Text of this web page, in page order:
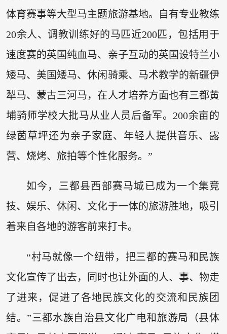
体育赛事等大型马主题旅游基地。自有专业教练
20余人、调教训练好的马匹近200匹，包括用于
速度赛的英国纯血马、亲子互动的英国设特兰小
矮马、美国矮马、休闲骑乘、马术教学的新疆伊
犁马、蒙古三河马，在人才培养方面也有三都黄
埔骑师学校大批马从业人员后备军。200余亩的
绿茵草坪还为亲子家庭、年轻人提供音乐、露
营、烧烤、旅拍等个性化服务。”
如今，三都县西部赛马城已成为一个集竞
技、娱乐、休闲、文化于一体的旅游胜地，吸引
着来自各地的游客前来打卡。
“村马就像一个纽带，把三都的赛马和民族
文化宣传了出去，同时也让外面的人、事、物走
了进来，促进了各地民族文化的交流和民族团
结。”三都水族自治县文化广电和旅游局（县体